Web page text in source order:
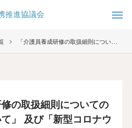
推進協議会
「介護員養成研修の取扱細則についての一部改正について」 及び「新型コロナウイルス感染症にかかる介護員養成研修 （介護職員初任者研修・生活援助従事者研修）の臨時的な取 扱いの廃止について」
修の取扱細則についての
」 及び「新型コロナウ
推進協議会